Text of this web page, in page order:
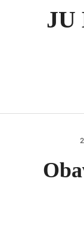
JU
JAVNE
KONKURSI
UPUTE ZA